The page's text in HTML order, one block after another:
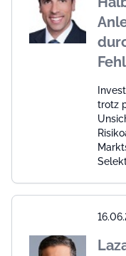
trotz